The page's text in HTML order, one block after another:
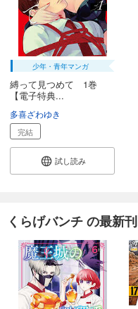
少年・青年マンガ
縛って見つめて 1巻
【電子特典...
多喜ざわゆき
完結
試し読み
くらげバンチ の最新刊